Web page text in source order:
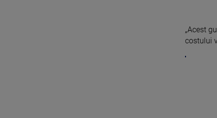
„Acest
costului